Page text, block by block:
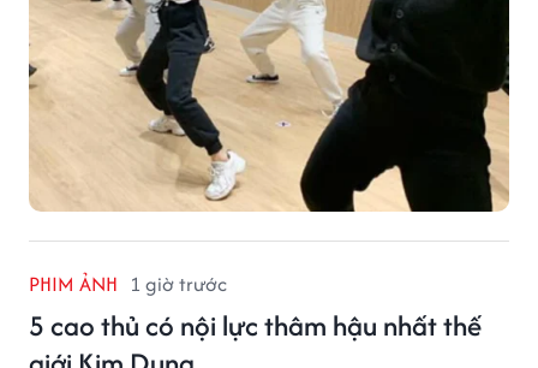
PHIM ẢNH 1 giờ trước
5 cao thủ có nội lực thâm hậu nhất thế